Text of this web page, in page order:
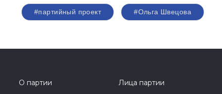
#партийный проект #Ольга Швецова
О партии
Лица партии